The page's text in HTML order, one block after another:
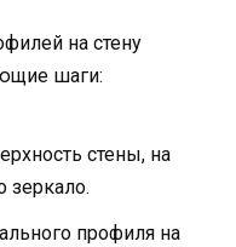
на стену
шаги:
стены, на
зеркало.
профиля на